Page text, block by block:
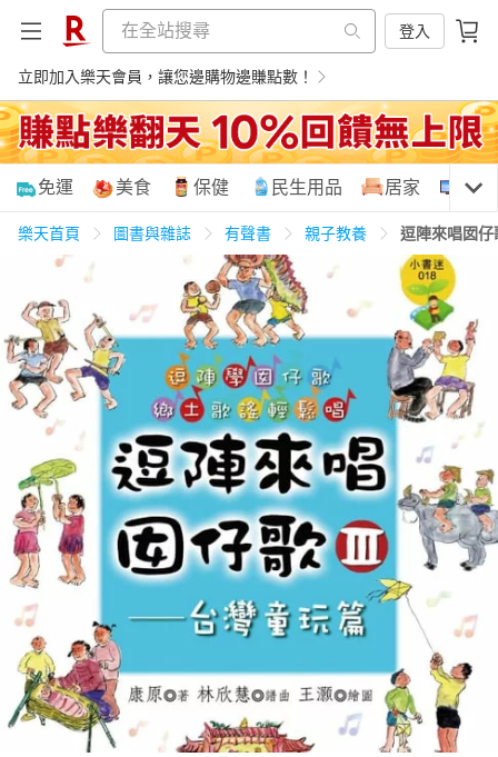
登入
立即加入樂天會員，讓您邊購物邊賺點數！
購物網分類
天天免運 美食蛋糕 養生保健 民生用品
居家生活 3C家電 運動休閒 親子玩具
女裝 男裝 化妝保養 情趣用品
日本購物 電子/紙本書
HOT
免運 美食 保健 民生用品 居家 3C
樂天首頁 圖書與雜誌 有聲書 親子教養 逗陣來唱囡